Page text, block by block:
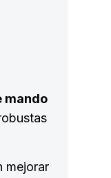
mando
mejorar